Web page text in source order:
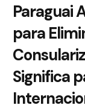
Paraguai
para
Significa